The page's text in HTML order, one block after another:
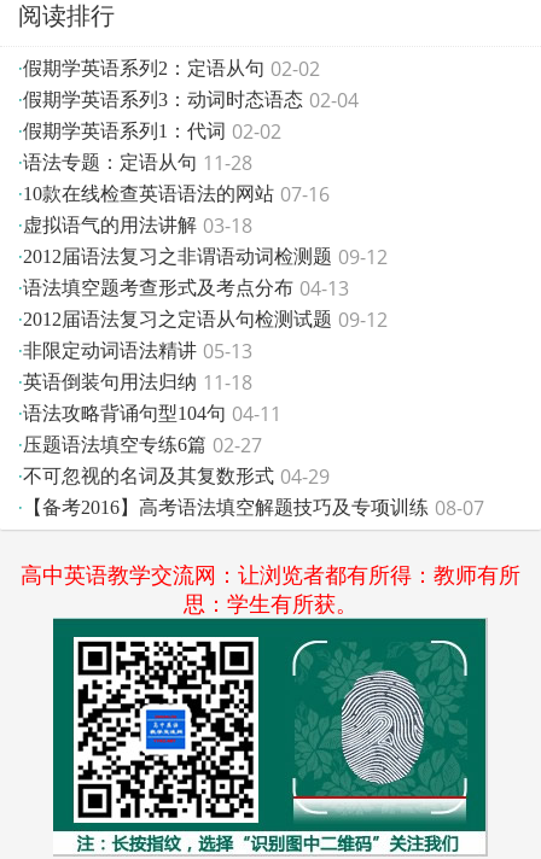
阅读排行
·假期学英语系列2：定语从句 02-02
·假期学英语系列3：动词时态语态 02-04
·假期学英语系列1：代词 02-02
·语法专题：定语从句 11-28
·10款在线检查英语语法的网站 07-16
·虚拟语气的用法讲解 03-18
·2012届语法复习之非谓语动词检测题 09-12
·语法填空题考查形式及考点分布 04-13
·2012届语法复习之定语从句检测试题 09-12
·非限定动词语法精讲 05-13
·英语倒装句用法归纳 11-18
·语法攻略背诵句型104句 04-11
·压题语法填空专练6篇 02-27
·不可忽视的名词及其复数形式 04-29
· 【备考2016】高考语法填空解题技巧及专项训练 08-07
高中英语教学交流网：让浏览者都有所得：教师有所
思：学生有所获。